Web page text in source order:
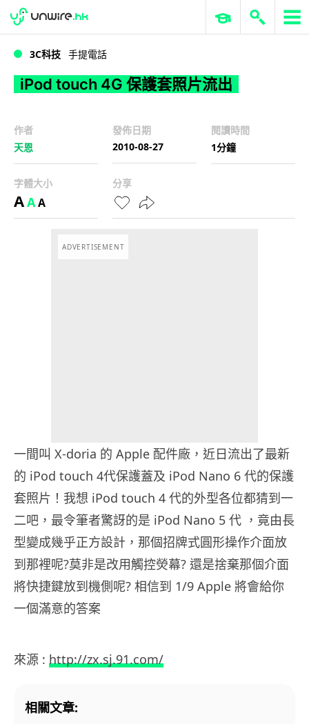
iPod touch 4G 保護套照片流出
WWDC 2026 ERP 與商業 AI
3C科技 手提電話
iPod touch 4G 保護套照片流出
作者
天恩
發佈日期
2010-08-27
閱讀時間
1分鐘
字體大小
AAA
分享
ADVERTISEMENT
一間叫 X-doria 的 Apple 配件廠，近日流出了最新
的 iPod touch 4代保護蓋及 iPod Nano 6 代的保護
套照片！我想 iPod touch 4 代的外型各位都猜到一
二吧，最令筆者驚訝的是 iPod Nano 5 代 ，竟由長
型變成幾乎正方設計，那個招牌式圓形操作介面放
到那裡呢?莫非是改用觸控熒幕? 還是捨棄那個介面
將快捷鍵放到機側呢? 相信到 1/9 Apple 將會給你
一個滿意的答案
來源 : http://zx.sj.91.com/
相關文章: